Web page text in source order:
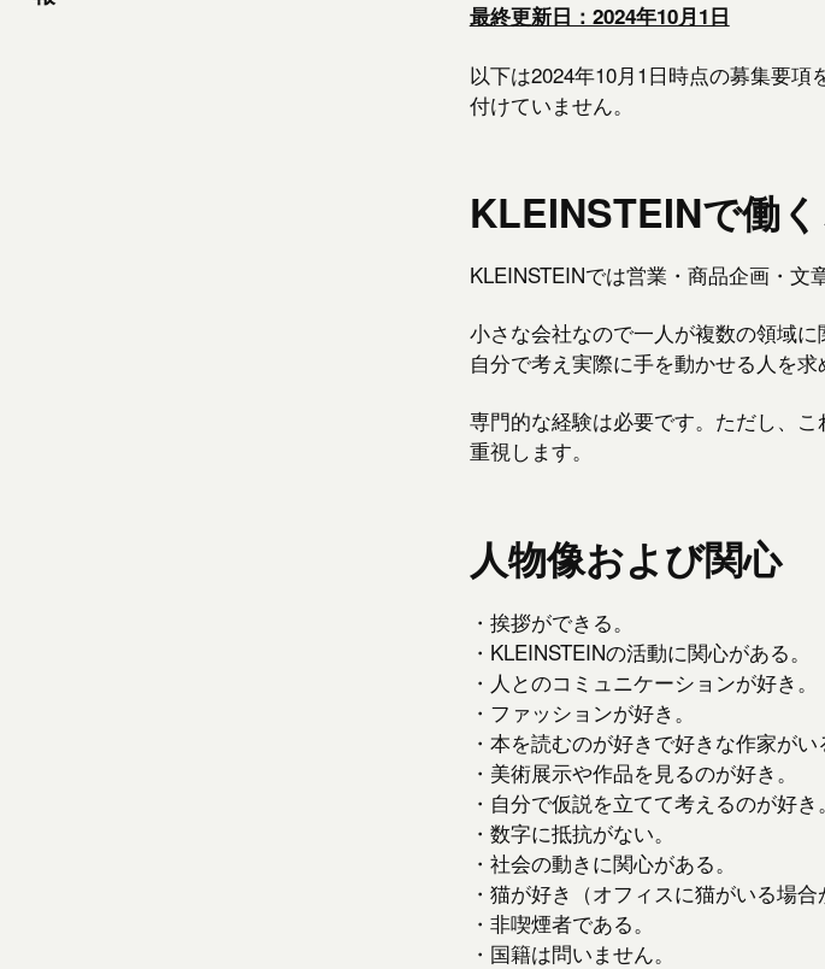
最終更新日：2024年10月1日
以下は2024年10月1日時点の募集要
付けていません。
KLEINSTEINで働
KLEINSTEINでは営業・商品企画・文
小さな会社なので一人が複数の領域
自分で考え実際に手を動かせる人を求
専門的な経験は必要です。ただし、
重視します。
人物像および関心
・挨拶ができる。
・KLEINSTEINの活動に関心がある。
・人とのコミュニケーションが好き。
・ファッションが好き。
・本を読むのが好きで好きな作家がい
・美術展示や作品を見るのが好き。
・自分で仮説を立てて考えるのが好き。
・数字に抵抗がない。
・社会の動きに関心がある。
・猫が好き（オフィスに猫がいる場合
・非喫煙者である。
・国籍は問いません。